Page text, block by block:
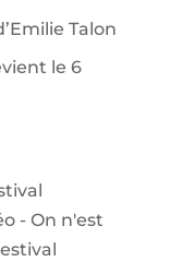
Talon
le 6
- On n'est